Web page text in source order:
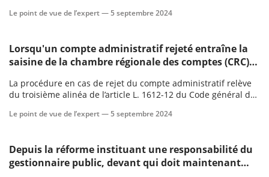
Le point de vue de l’expert —5 septembre 2024
Lorsqu'un compte administratif rejeté entraîne la
saisine de la chambre régionale des comptes (CRC),
(CA) avec le compte de gestion est reconnue, ce
dernier se substitue au CA, mais la reprise des
résultats et des restes à réaliser est-elle possible et à
La procédure en cas de rejet du compte administratif relève
du troisième alinéa de l’article L. 1612-12 du Code général des
particulière en cas de rejet du compte administratif par
Le point de vue de l’expert —5 septembre 2024
Depuis la réforme instituant une responsabilité du
gestionnaire public, devant qui doit maintenant